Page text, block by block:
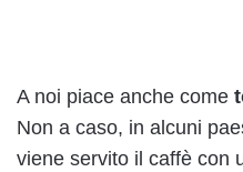
A noi piace anche come
Non a caso, in alcuni
viene servito il caffè con